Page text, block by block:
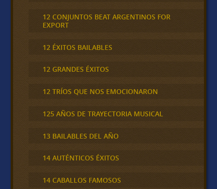
12 CONJUNTOS BEAT ARGENTINOS FOR
EXPORT
12 ÉXITOS BAILABLES
12 GRANDES ÉXITOS
12 TRÍOS QUE NOS EMOCIONARON
125 AÑOS DE TRAYECTORIA MUSICAL
13 BAILABLES DEL AÑO
14 AUTÉNTICOS ÉXITOS
14 CABALLOS FAMOSOS